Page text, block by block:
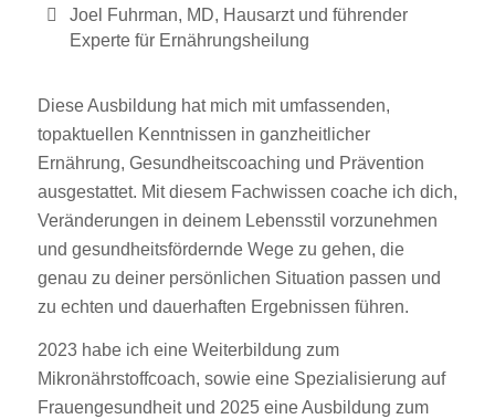
Joel Fuhrman, MD, Hausarzt und führender
Experte für Ernährungsheilung
Diese Ausbildung hat mich mit umfassenden,
topaktuellen Kenntnissen in ganzheitlicher
Ernährung, Gesundheitscoaching und Prävention
ausgestattet. Mit diesem Fachwissen coache ich dich,
Veränderungen in deinem Lebensstil vorzunehmen
und gesundheitsfördernde Wege zu gehen, die
genau zu deiner persönlichen Situation passen und
zu echten und dauerhaften Ergebnissen führen.
2023 habe ich eine Weiterbildung zum
Mikronährstoffcoach, sowie eine Spezialisierung auf
Frauengesundheit und 2025 eine Ausbildung zum